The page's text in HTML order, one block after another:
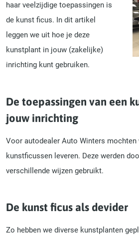
haar veelzijdige toepassingen is
de kunst ficus. In dit artikel
leggen we uit hoe je deze
kunstplant in jouw (zakelijke)
inrichting kunt gebruiken.
De toepassingen van een
jouw inrichting
Voor autodealer Auto Winters mochten
kunstficussen leveren. Deze werden
verschillende wijzen gebruikt.
De kunst ficus als devider
Zo hebben we diverse kunstplanten